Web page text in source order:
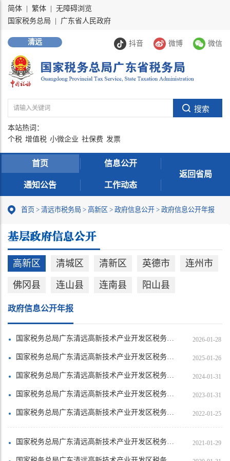
简体 繁体
无障碍浏览
国家税务总局
广东省人民政府
抖音 微博 微信
清远
本站热词：
个税 增值税 小微企业 社保费 发票
首页 信息公开
通知公告 工作动态
返回省局
首页 > 清远市税务局 > 高新区 > 政府信息公开 > 政府信息公开年报
高新区 清城区 清新区 英德市 连州市
佛冈县 连山县 连南县 阳山县
政府信息公开年报
国家税务总局广东清远高新技术产业开发区税务局2025年政府信息公开年度报告 2026-01-28
国家税务总局广东清远高新技术产业开发区税务局2024年政府信息公开年度报告 2025-01-26
国家税务总局广东清远高新技术产业开发区税务局2023年政府信息公开年度报告 2024-01-31
国家税务总局广东清远高新技术产业开发区税务局2022年政府信息公开年度报告 2023-01-31
国家税务总局广东清远高新技术产业开发区税务局2021年政府信息公开年度报告 2022-01-25
国家税务总局广东清远高新技术产业开发区税务局2020年政府信息公开年度报告 2021-01-29